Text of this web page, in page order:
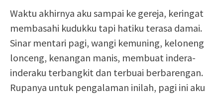
Waktu akhirnya aku sampai ke gereja, keringat
membasahi kudukku tapi hatiku terasa damai.
Sinar mentari pagi, wangi kemuning, keloneng
lonceng, kenangan manis, membuat indera-
inderaku terbangkit dan terbuai berbarengan.
Rupanya untuk pengalaman inilah, pagi ini aku